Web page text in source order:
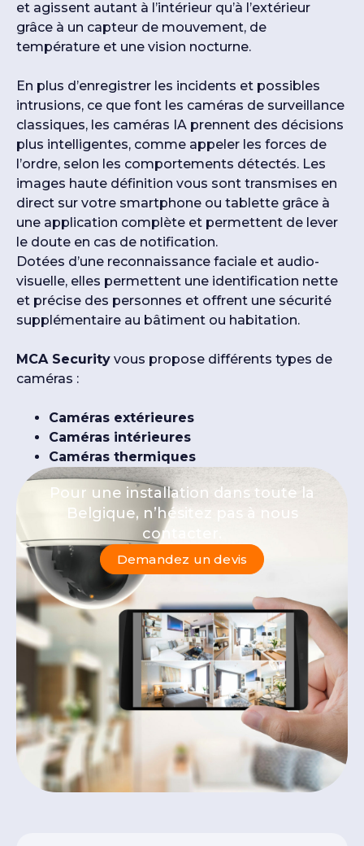
et agissent autant à l’intérieur qu’à l’extérieur
grâce à un capteur de mouvement, de
température et une vision nocturne.
En plus d’enregistrer les incidents et possibles
intrusions, ce que font les caméras de surveillance
classiques, les caméras IA prennent des décisions
plus intelligentes, comme appeler les forces de
l’ordre, selon les comportements détectés. Les
images haute définition vous sont transmises en
direct sur votre smartphone ou tablette grâce à
une application complète et permettent de lever
le doute en cas de notification.
Dotées d’une reconnaissance faciale et audio-
visuelle, elles permettent une identification nette
et précise des personnes et offrent une sécurité
supplémentaire au bâtiment ou habitation.
MCA Security vous propose différents types de
caméras :
Caméras extérieures
Caméras intérieures
Caméras thermiques
Pour une installation dans toute la
Belgique, n’hésitez pas à nous
contacter.
Demandez un devis